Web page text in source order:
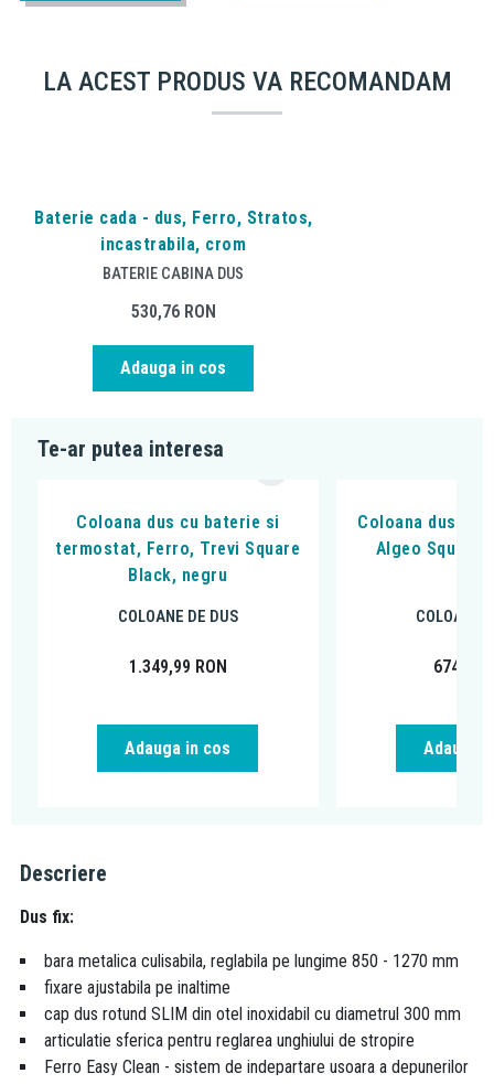
LA ACEST PRODUS VA RECOMANDAM
Baterie cada - dus, Ferro, Stratos,
incastrabila, crom
BATERIE CABINA DUS
530,76 RON
Adauga in cos
Te-ar putea interesa
Coloana dus cu baterie si
termostat, Ferro, Trevi Square
Black, negru
COLOANE DE DUS
1.349,99 RON
Adauga in cos
Coloana dus cu
Algeo
COLOANE
674,99
Adauga
Descriere
Dus fix:
bara metalica culisabila, reglabila pe lungime 850 - 1270 mm
fixare ajustabila pe inaltime
cap dus rotund SLIM din otel inoxidabil cu diametrul 300 mm
articulatie sferica pentru reglarea unghiului de stropire
Ferro Easy Clean - sistem de indepartare usoara a depunerilor